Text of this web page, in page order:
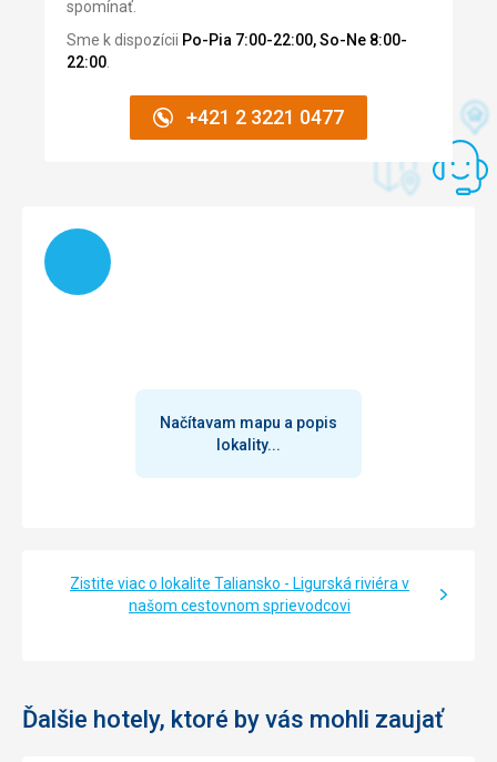
spomínať.
Sme k dispozícii Po-Pia 7:00-22:00, So-Ne 8:00-
22:00
+421 2 3221 0477
Načítam
Načítavam mapu a popis
lokality...
Zistite viac o lokalite Taliansko - Ligurská riviéra v
našom cestovnom sprievodcovi
Ďalšie hotely, ktoré by vás mohli zaujať